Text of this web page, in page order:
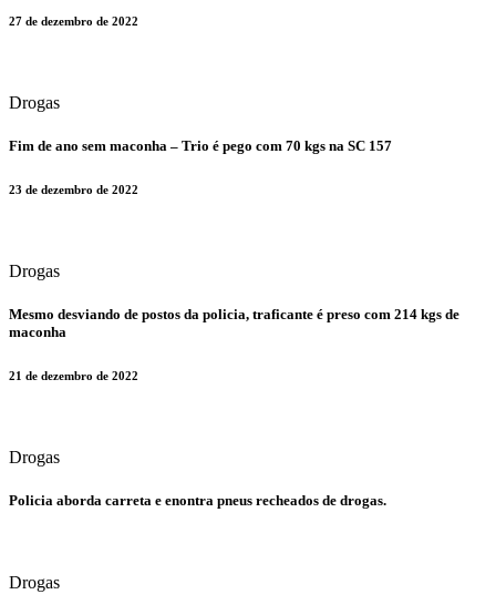
27 de dezembro de 2022
Drogas
​Fim de ano sem maconha – Trio é pego com 70 kgs na SC 157
23 de dezembro de 2022
Drogas
​Mesmo desviando de postos da policia, traficante é preso com 214 kgs de
maconha
21 de dezembro de 2022
Drogas
​Policia aborda carreta e enontra pneus recheados de drogas.
Drogas